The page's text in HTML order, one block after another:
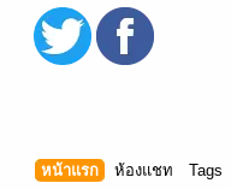
หน้าแรก ห้องแชท Tags